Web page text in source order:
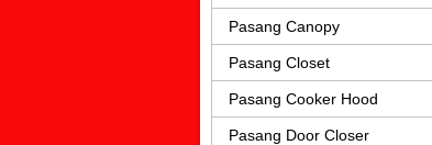
Pasang Canopy
Pasang Closet
Pasang Cooker Hood
Pasang Door Closer